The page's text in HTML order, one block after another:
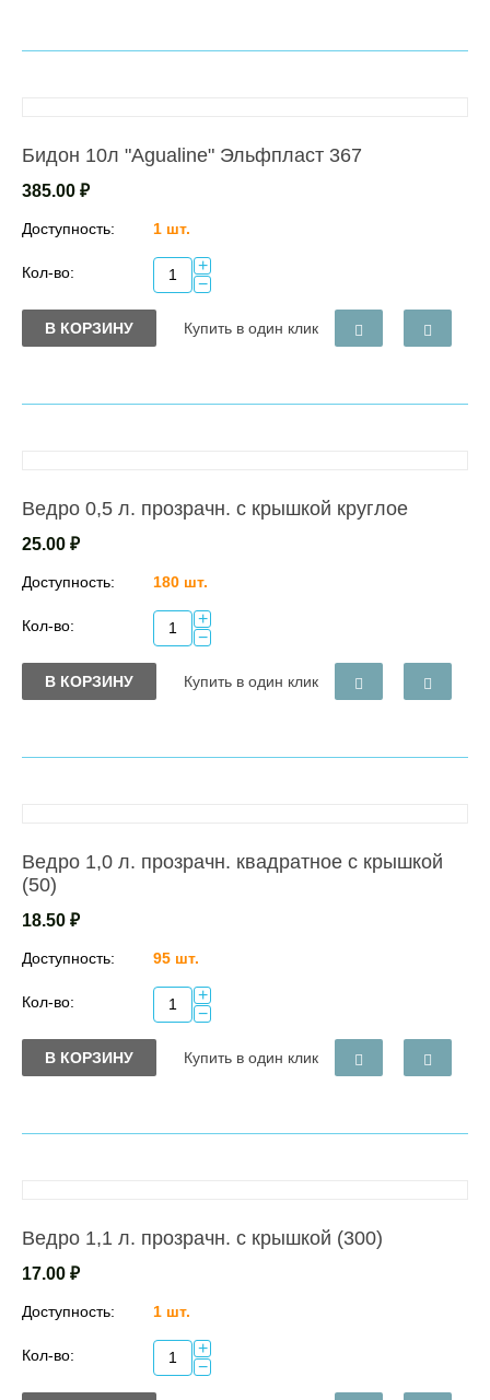
Бидон 10л "Agualine" Эльфпласт 367
385.00 ₽
Доступность: 1 шт.
Кол-во:
+
−
В КОРЗИНУ Купить в один клик
Ведро 0,5 л. прозрачн. с крышкой круглое
25.00 ₽
Доступность: 180 шт.
Кол-во:
+
−
В КОРЗИНУ Купить в один клик
Ведро 1,0 л. прозрачн. квадратное с крышкой
(50)
18.50 ₽
Доступность: 95 шт.
Кол-во:
+
−
В КОРЗИНУ Купить в один клик
Ведро 1,1 л. прозрачн. с крышкой (300)
17.00 ₽
Доступность: 1 шт.
Кол-во:
+
−